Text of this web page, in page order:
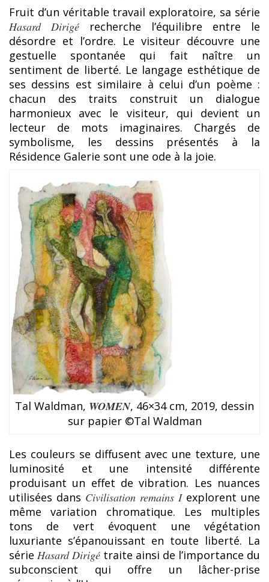
Fruit d’un véritable travail exploratoire, sa série
Hasard Dirigé recherche l’équilibre entre le
désordre et l’ordre. Le visiteur découvre une
gestuelle spontanée qui fait naître un
sentiment de liberté. Le langage esthétique de
ses dessins est similaire à celui d’un poème :
chacun des traits construit un dialogue
harmonieux avec le visiteur, qui devient un
lecteur de mots imaginaires. Chargés de
symbolisme, les dessins présentés à la
Résidence Galerie sont une ode à la joie.
Tal Waldman, WOMEN, 46×34 cm, 2019, dessin
sur papier ©Tal Waldman
Les couleurs se diffusent avec une texture, une
luminosité et une intensité différente
produisant un effet de vibration. Les nuances
utilisées dans Civilisation remains Iexplorent une
même variation chromatique. Les multiples
tons de vert évoquent une végétation
luxuriante s’épanouissant en toute liberté. La
série Hasard Dirigé traite ainsi de l’importance du
subconscient qui offre un lâcher-prise